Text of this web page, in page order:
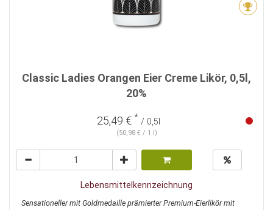
Classic Ladies Orangen Eier Creme Likör, 0,5l,
20%
25,49 € * / 0,5l
(50,98 € / 1 l)
Lebensmittelkennzeichnung
Sensationeller mit Goldmedaille prämierter Premium-Eierlikör mit